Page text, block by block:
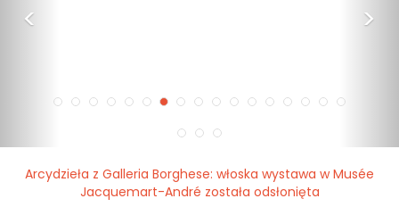
< >
Arcydzieła z Galleria Borghese: włoska wystawa w Musée
Jacquemart-André została odsłonięta